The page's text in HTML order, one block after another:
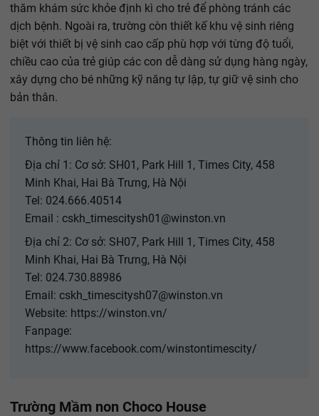
thăm khám sức khỏe định kì cho trẻ để phòng tránh các
dịch bệnh. Ngoài ra, trường còn thiết kế khu vệ sinh riêng
biệt với thiết bị vệ sinh cao cấp phù hợp với từng độ tuổi,
chiều cao của trẻ giúp các con dễ dàng sử dụng hàng ngày,
xây dựng cho bé những kỹ năng tự lập, tự giữ vệ sinh cho
bản thân.
Thông tin liên hệ:
Địa chỉ 1: Cơ sở: SH01, Park Hill 1, Times City, 458
Minh Khai, Hai Bà Trưng, Hà Nội
Tel: 024.666.40514
Email : cskh_timescitysh01@winston.vn
Địa chỉ 2: Cơ sở: SH07, Park Hill 1, Times City, 458
Minh Khai, Hai Bà Trưng, Hà Nội
Tel: 024.730.88986
Email: cskh_timescitysh07@winston.vn
Website: https://winston.vn/
Fanpage:
https://www.facebook.com/winstontimescity/
Trường Mầm non Choco House